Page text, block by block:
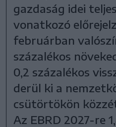
gazdaság idei
vonatkozó
februárban
százalékos
0,2 százalékos
derül ki a
csütörtökön
Az EBRD 2027-re